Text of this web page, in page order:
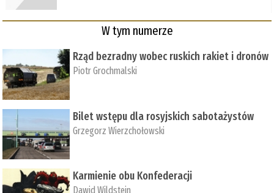
W tym numerze
Rząd bezradny wobec ruskich rakiet i dronów
Piotr Grochmalski
Bilet wstępu dla rosyjskich sabotażystów
Grzegorz Wierzchołowski
Karmienie obu Konfederacji
Dawid Wildstein